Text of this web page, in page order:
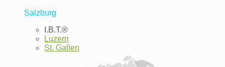
Salzburg
I.B.T.®
Luzern
St. Gallen